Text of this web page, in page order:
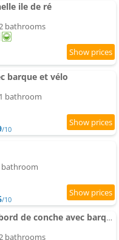
ile de ré
bathrooms
barque et vélo
bathroom
/10
bathroom
/10
Une maraîchine en bord de conche avec barque sans linge de maison
bathrooms